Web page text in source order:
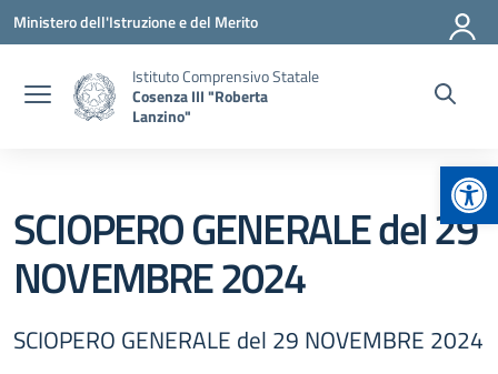
Vai ai contenuti
Vai al menu di navigazione
Vai al footer
Ministero dell'Istruzione e del Merito
Istituto Comprensivo Statale
Cosenza III "Roberta
Lanzino"
SCIOPERO GENERALE del 29
NOVEMBRE 2024
SCIOPERO GENERALE del 29 NOVEMBRE 2024